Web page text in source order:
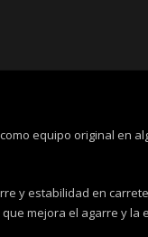
equipo original en
y estabilidad en
mejora el agarre y la